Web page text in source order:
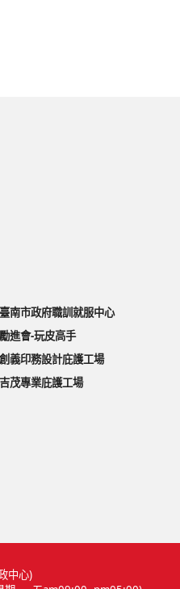
臺南市政府職訓就服中心
勵進會-玩皮高手
創義印務設計庇護工場
吉茂專業庇護工場
中心)